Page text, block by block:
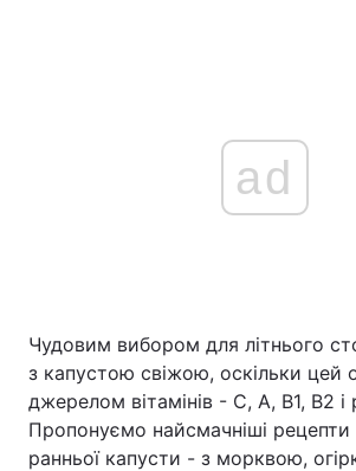
Головна Війна
Україна Політика
Економіка Світ
ad
Чудовим вибором для літнього
з капустою свіжою, оскільки цей
джерелом вітамінів - С, А, В1, В2 і
Пропонуємо найсмачніші рецепти
ранньої капусти - з морквою,